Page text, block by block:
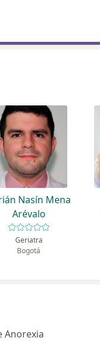
Nasín Mena
Arévalo
Geriatra
Bogotá
Anorexia